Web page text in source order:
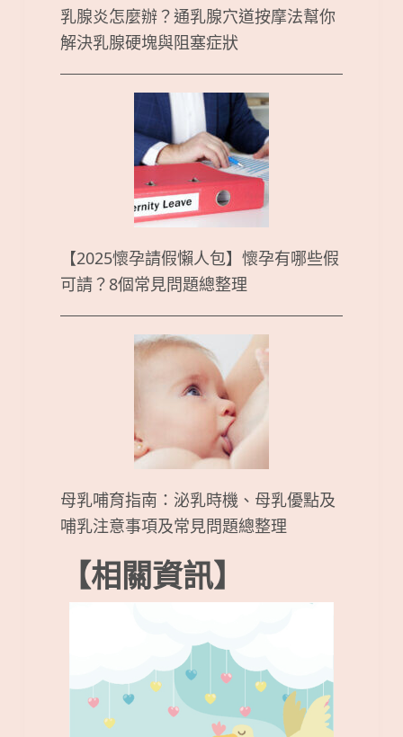
乳腺炎怎麼辦？通乳腺穴道按摩法幫你
解決乳腺硬塊與阻塞症狀
【2025懷孕請假懶人包】懷孕有哪些假
可請？8個常見問題總整理
母乳哺育指南：泌乳時機、母乳優點及
哺乳注意事項及常見問題總整理
【相關資訊】